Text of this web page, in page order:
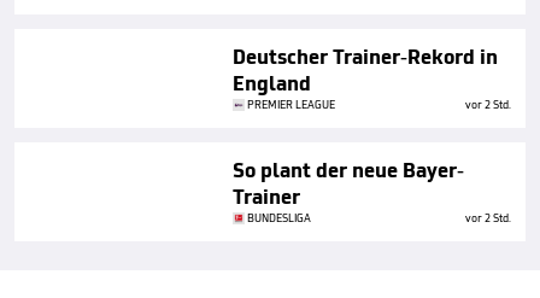
Deutscher Trainer-Rekord in
England
PREMIER LEAGUE vor 2 Std.
So plant der neue Bayer-
Trainer
BUNDESLIGA vor 2 Std.